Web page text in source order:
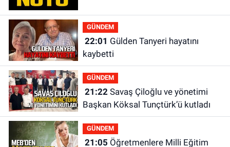
GÜNDEM
22:01
kaybetti
GÜNDEM
21:22Savaş Çiloğlu ve yönetimi
Başkan Köksal Tunçtürk’ü kutladı
GÜNDEM
21:05